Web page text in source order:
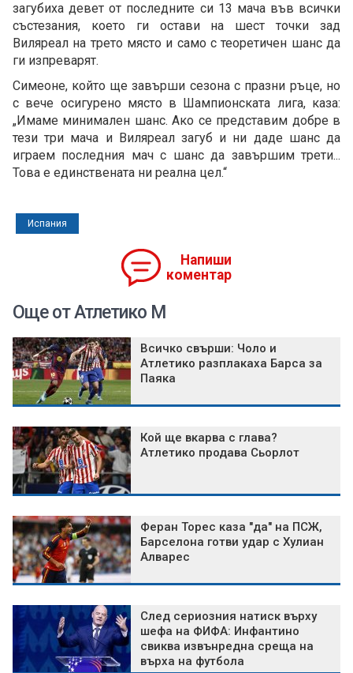
загубиха девет от последните си 13 мача във всички
състезания, което ги остави на шест точки зад
Виляреал на трето място и само с теоретичен шанс да
ги изпреварят.
Симеоне, който ще завърши сезона с празни ръце, но
с вече осигурено място в Шампионската лига, каза:
„Имаме минимален шанс. Ако се представим добре в
тези три мача и Виляреал загуб и ни даде шанс да
играем последния мач с шанс да завършим трети...
Това е единствената ни реална цел.“
Испания
Напиши
коментар
Още от Атлетико М
Всичко свърши: Чоло и
Атлетико разплакаха Барса за
Паяка
Кой ще вкарва с глава?
Атлетико продава Сьорлот
Феран Торес каза "да" на ПСЖ,
Барселона готви удар с Хулиан
Алварес
След сериозния натиск върху
шефа на ФИФА: Инфантино
свиква извънредна среща на
върха на футбола